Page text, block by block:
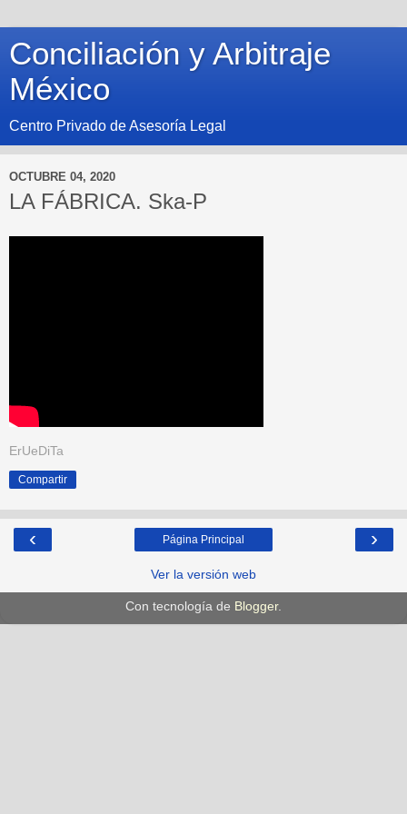
Conciliación y Arbitraje
México
Centro Privado de Asesoría Legal
OCTUBRE 04, 2020
LA FÁBRICA. Ska-P
ErUeDiTa
Compartir
‹ ›
Página Principal
Ver la versión web
Con tecnología de Blogger.